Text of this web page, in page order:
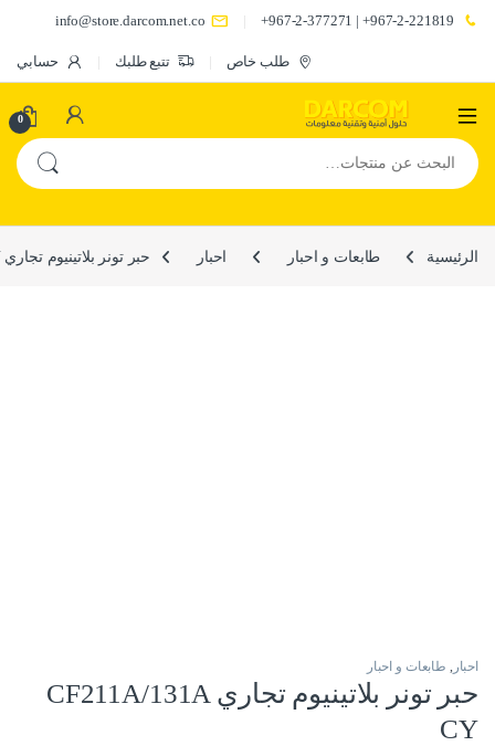
967-2-221819+ | 967-2-377271+
info@store.darcom.net.co
طلب خاص تتبع طلبك حسابي
0
البحث عن:
الرئيسية طابعات و احبار احبار حبر تونر بلاتينيوم تجاري CF211A/131A CY
احبار , طابعات و احبار
حبر تونر بلاتينيوم تجاري CF211A/131A
CY